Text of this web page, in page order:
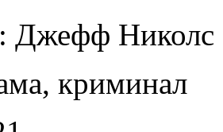
Джефф Николс
криминал